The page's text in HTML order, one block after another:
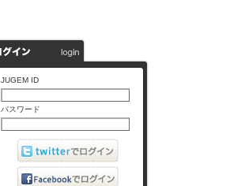
JUGEM ID
パスワード